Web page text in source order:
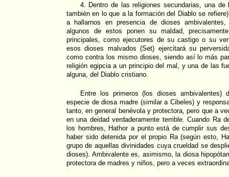
4. Dentro de las religiones secundarias, una
también en lo que a la formación del Diablo se
a hallarnos en presencia de dioses
algunos de estos ponen su maldad,
principales, como ejecutores de su castigo o su
esos dioses malvados (Set) ejercitará su
como contra los mismo dioses, siendo así lo más
religión egipcia a un principio del mal, y una de las
alguna, del Diablo cristiano.
Entre los primeros (los dioses ambivalentes)
especie de diosa madre (similar a Cibeles) y
tanto, en general benévola y protectora, pero que a
en una deidad verdaderamente terrible. Cuando Ra
los hombres, Hathor a punto está de cumplir sus
haber sido detenida por el propio Ra (según esto,
grupo de aquellas divinidades cuya crueldad se
dioses). Ambivalente es, asimismo, la diosa
protectora de madres y niños, pero a veces